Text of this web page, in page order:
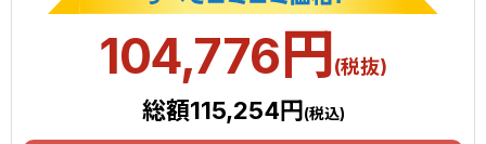
104,776円(税抜)
総額115,254円(税込)